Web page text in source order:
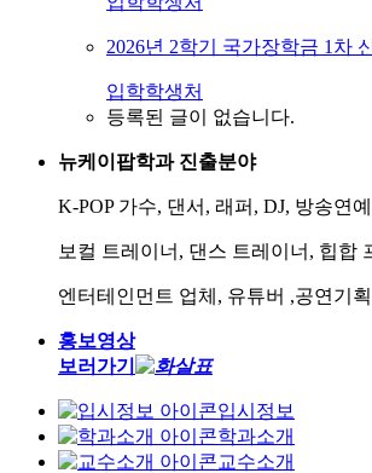
2026년 2학기 국가장학금 1차
입학학생처
등록된 글이 없습니다.
뉴케이팝학과 진출분야
K-POP 가수, 댄서, 래퍼, DJ, 방송연
보컬 트레이너, 댄스 트레이너, 힙합
엔터테인먼트 업체, 유튜버 ,공연기
홍보영상
보러가기
입시정보
학과소개
교수소개